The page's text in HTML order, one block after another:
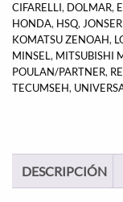
CIFARELLI, DOLMAR,
HONDA, HSQ,
KOMATSU ZENOAH,
MINSEL, MITSUBISHI
POULAN/PARTNER,
TECUMSEH,
DESCRIPCIÓN